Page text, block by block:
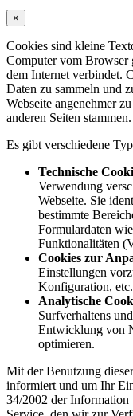
×
Cookies sind kleine
Computer vom Browser
dem Internet verbindet.
Daten zu sammeln und
Webseite angenehmer
anderen Seiten stammen.
Es gibt verschiedene
Technische
Verwendung
Webseite. Sie
bestimmte
Formulardaten
Funktionalitäten
Cookies zur
Einstellungen
Konfiguration,
Analytische
Surfverhaltens
Entwicklung von
optimieren.
Mit der Benutzung
informiert und um Ihr
34/2002 der Information